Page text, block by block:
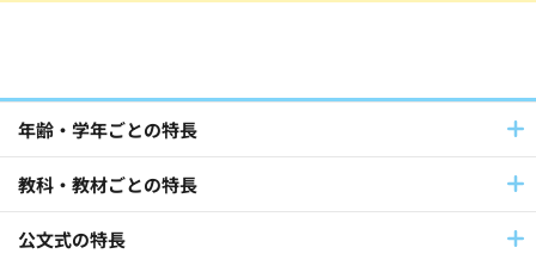
年齢・学年ごとの特長
教科・教材ごとの特長
公文式の特長